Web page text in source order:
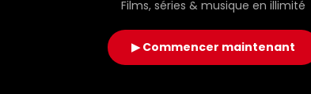
Films, séries & musique en illimité
▶ Commencer maintenant